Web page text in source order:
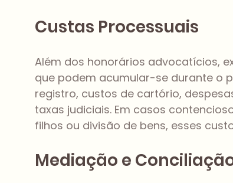
Custas Processuais
Além dos honorários advocatícios,
que podem acumular-se durante o
registro, custos de cartório,
taxas judiciais. Em casos
filhos ou divisão de bens, esses
Mediação e